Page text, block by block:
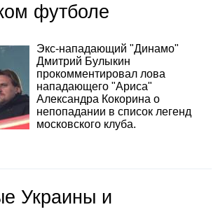
футболе
Экс-нападающий "Динамо"
Дмитрий Булыкин
прокомментировал лова
нападающего "Ариса"
Александра Кокорина о
непопадании в список легенд
московского клуба.
Украины и